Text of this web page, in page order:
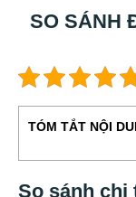
SO SÁNH
TÓM TẮT NỘI
So sánh chi